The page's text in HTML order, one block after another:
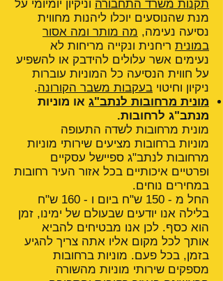
תקנות משרד התחבורה וניקיון יומיומי על
מנת שהנוסעים יוכלו ליהנות מחווית
נסיעה נעימה, מה מותר ומה אסור
במונית ריחנית ונקייה מריחות לא
נעימים אשר עלולים להידבק או להשפיע
על חווית הנסיעה כל המוניות עוברות
ניקיון וחיטוי בעקבות משבר הקורונה.
מונית מרחובות לנתב"ג או מוניות
מנתב"ג לרחובות.
מונית מרחובות לשדה התעופה
מוניות ברחובות מציעים שירותי מוניות
מרחובות לנתב"ג ספיישל עסקיים
ופרטיים איכותיים בכל אזור העיר רחובות
במחירים נוחים.
החל מ - 150 ש"ח ביום ו - 160 ש"ח
בלילה אנו יודעים שבעולם של ימינו, זמן
הוא כסף. לכן אנו מבטיחים להביא
אותך לכל מקום אליו אתה צריך להגיע
בזמן, בכל פעם. מוניות ברחובות
מספקים שירותי מוניות מהשורה